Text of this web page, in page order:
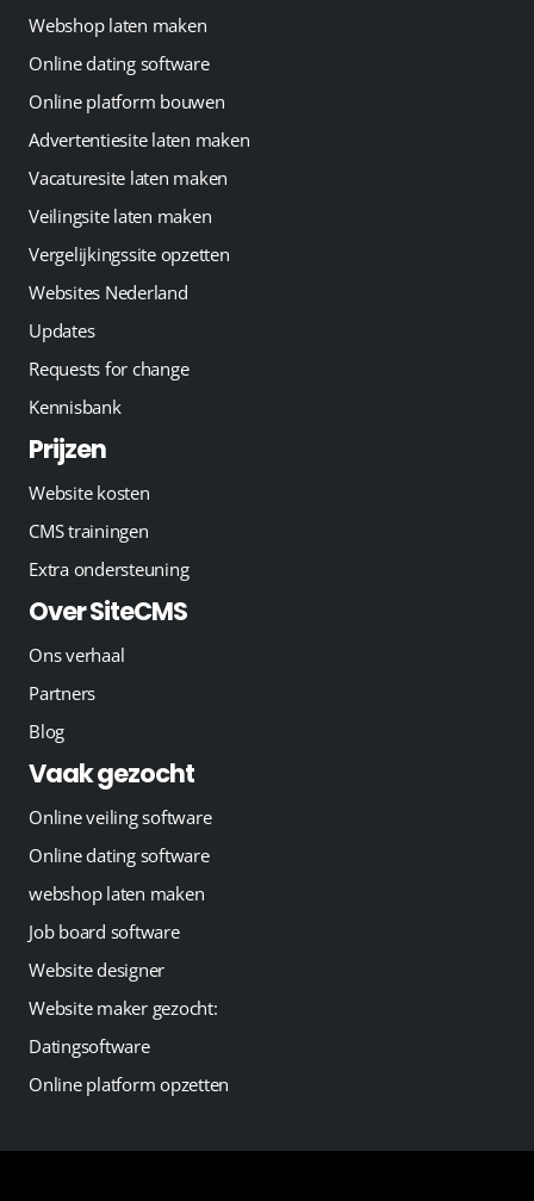
Webshop laten maken
Online dating software
Online platform bouwen
Advertentiesite laten maken
Vacaturesite laten maken
Veilingsite laten maken
Vergelijkingssite opzetten
Websites Nederland
Updates
Requests for change
Kennisbank
Prijzen
Website kosten
CMS trainingen
Extra ondersteuning
Over SiteCMS
Ons verhaal
Partners
Blog
Vaak gezocht
Online veiling software
Online dating software
webshop laten maken
Job board software
Website designer
Website maker gezocht:
Datingsoftware
Online platform opzetten